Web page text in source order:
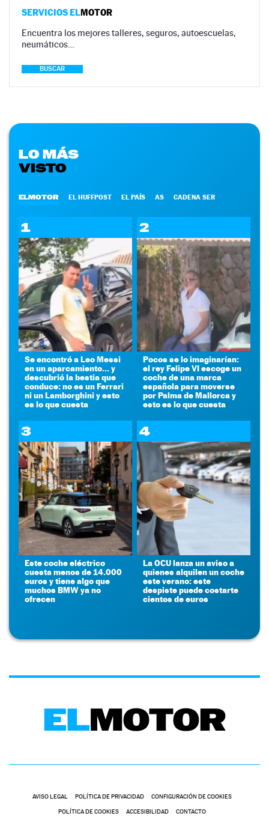
SERVICIOS ELMOTOR
Encuentra los mejores talleres, seguros, autoescuelas,
neumáticos…
BUSCAR
LO MÁS
VISTO
ELMOTOR EL HUFFPOST EL PAÍS AS CADENA SER
1
Se encontró a Leo Messi
en un aparcamiento... y
descubrió la bestia que
conduce: no es un Ferrari
ni un Lamborghini y esto
es lo que cuesta
2
Pocos se lo imaginarían:
el rey Felipe VI escoge un
coche de una marca
española para moverse
por Palma de Mallorca y
esto es lo que cuesta
3
Este coche eléctrico
cuesta menos de 14.000
euros y tiene algo que
muchos BMW ya no
ofrecen
4
La OCU lanza un aviso a
quienes alquilen un coche
este verano: este
despiste puede costarte
cientos de euros
AVISO LEGAL POLÍTICA DE PRIVACIDAD CONFIGURACIÓN DE COOKIES
POLÍTICA DE COOKIES ACCESIBILIDAD CONTACTO